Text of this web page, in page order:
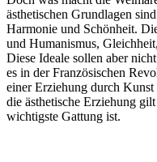
ästhetischen Grundlagen
Harmonie und Schönheit.
und Humanismus,
Diese Ideale sollen aber
es in der Französischen
einer Erziehung durch
die ästhetische Erziehung
wichtigste Gattung ist.